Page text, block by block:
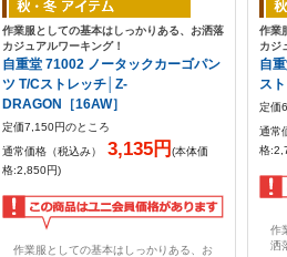
作業服としての基本はしっかりある、お洒落
カジュアルワーキング！
自重堂 71002 ノータックカーゴパン
ツ T/Cストレッチ│Z-
DRAGON［16AW］
定価7,150円のところ
通常価格（税込み）
3,135円(本体価
格:2,850円)
作業服としての基本はしっかりある、お
作業
カジ
自
ス
定価
通常
格
作
洒